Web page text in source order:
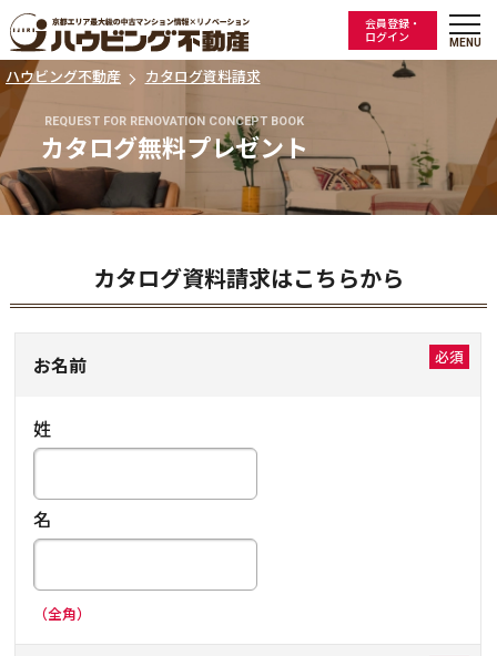
会員登録・
ログイン
ハウビング不動産 カタログ資料請求
REQUEST FOR RENOVATION CONCEPT BOOK
カタログ無料プレゼント
カタログ資料請求はこちらから
お名前
姓
名
（全角）